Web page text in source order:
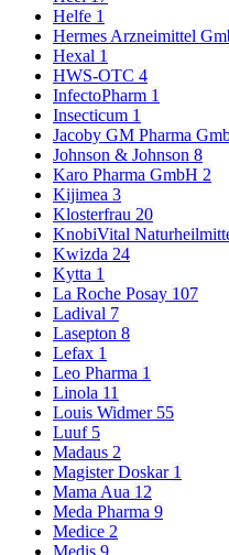
Helfe 1
Hermes Arzneimittel
Hexal 1
HWS-OTC 4
InfectoPharm 1
Insecticum 1
Jacoby GM Pharma
Johnson & Johnson 8
Karo Pharma GmbH 2
Kijimea 3
Klosterfrau 20
KnobiVital
Kwizda 24
Kytta 1
La Roche Posay 107
Ladival 7
Lasepton 8
Lefax 1
Leo Pharma 1
Linola 11
Louis Widmer 55
Luuf 5
Madaus 2
Magister Doskar 1
Mama Aua 12
Meda Pharma 9
Medice 2